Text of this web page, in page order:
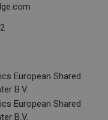
European Shared
B.V.
European Shared
B.V.